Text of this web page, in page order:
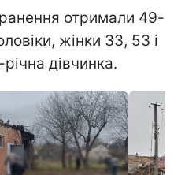
отримали 49-
жінки 33, 53 і
дівчинка.